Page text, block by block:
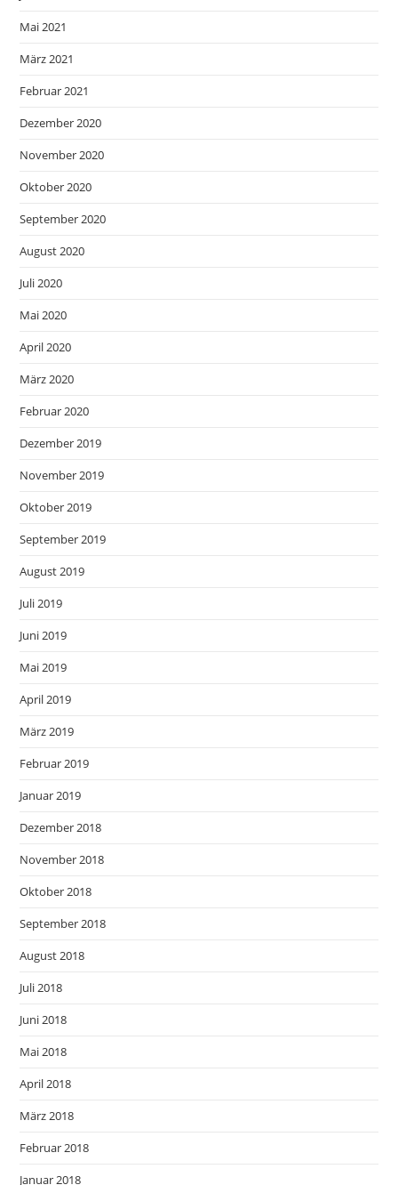
Mai 2021
März 2021
Februar 2021
Dezember 2020
November 2020
Oktober 2020
September 2020
August 2020
Juli 2020
Mai 2020
April 2020
März 2020
Februar 2020
Dezember 2019
November 2019
Oktober 2019
September 2019
August 2019
Juli 2019
Juni 2019
Mai 2019
April 2019
März 2019
Februar 2019
Januar 2019
Dezember 2018
November 2018
Oktober 2018
September 2018
August 2018
Juli 2018
Juni 2018
Mai 2018
April 2018
März 2018
Februar 2018
Januar 2018